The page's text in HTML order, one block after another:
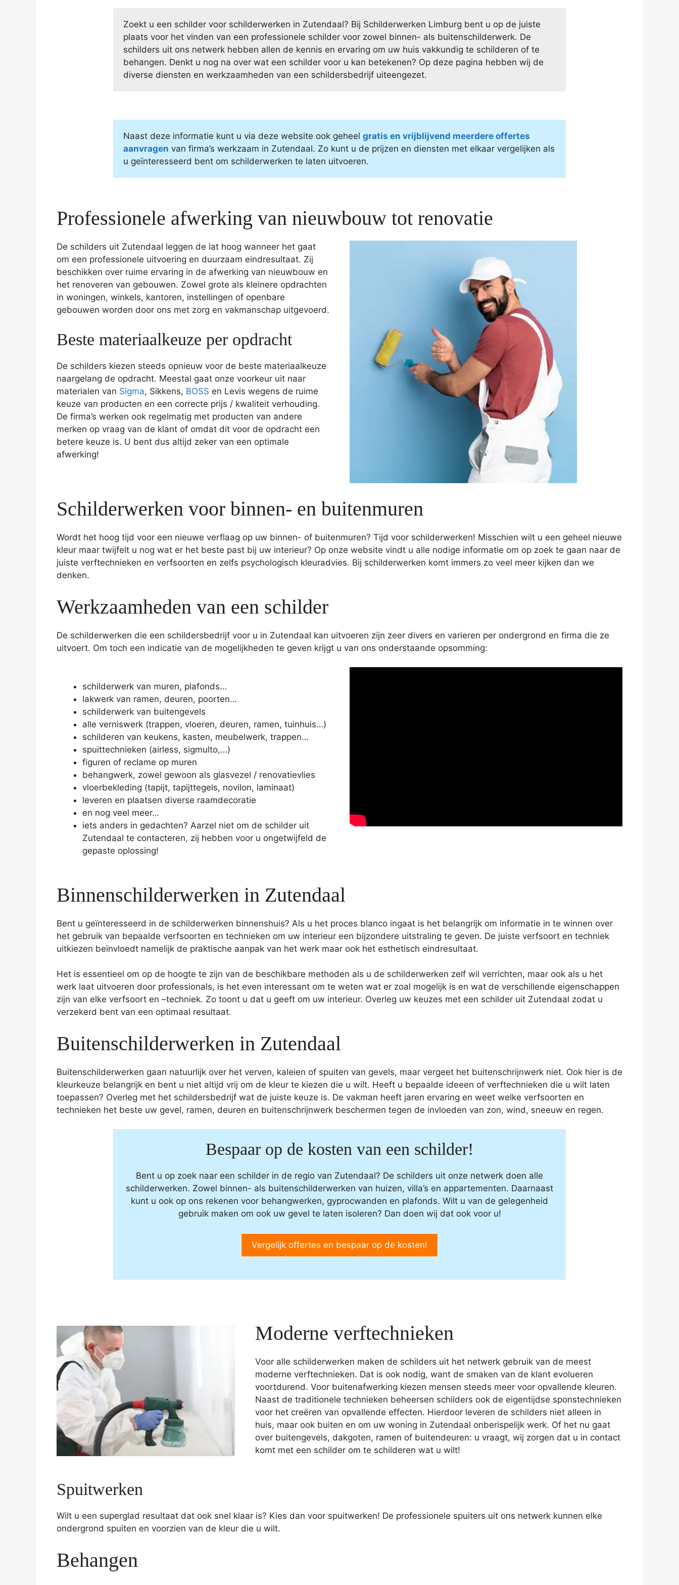
Zoekt u een schilder voor schilderwerken in Zutendaal? Bij Schilderwerken Limburg bent u op de juiste
plaats voor het vinden van een professionele schilder voor zowel binnen- als buitenschilderwerk. De
schilders uit ons netwerk hebben allen de kennis en ervaring om uw huis vakkundig te schilderen of te
behangen. Denkt u nog na over wat een schilder voor u kan betekenen? Op deze pagina hebben wij de
diverse diensten en werkzaamheden van een schildersbedrijf uiteengezet.
Naast deze informatie kunt u via deze website ook geheel gratis en vrijblijvend meerdere offertes
aanvragen van firma’s werkzaam in Zutendaal. Zo kunt u de prijzen en diensten met elkaar vergelijken als
u geïnteresseerd bent om schilderwerken te laten uitvoeren.
Professionele afwerking van nieuwbouw tot renovatie
De schilders uit Zutendaal leggen de lat hoog wanneer het gaat
om een professionele uitvoering en duurzaam eindresultaat. Zij
beschikken over ruime ervaring in de afwerking van nieuwbouw en
het renoveren van gebouwen. Zowel grote als kleinere opdrachten
in woningen, winkels, kantoren, instellingen of openbare
gebouwen worden door ons met zorg en vakmanschap uitgevoerd.
Beste materiaalkeuze per opdracht
De schilders kiezen steeds opnieuw voor de beste materiaalkeuze
naargelang de opdracht. Meestal gaat onze voorkeur uit naar
materialen van Sigma, Sikkens, BOSS en Levis wegens de ruime
keuze van producten en een correcte prijs / kwaliteit verhouding.
De firma’s werken ook regelmatig met producten van andere
merken op vraag van de klant of omdat dit voor de opdracht een
betere keuze is. U bent dus altijd zeker van een optimale
afwerking!
Schilderwerken voor binnen- en buitenmuren
Wordt het hoog tijd voor een nieuwe verflaag op uw binnen- of buitenmuren? Tijd voor schilderwerken! Misschien wilt u een geheel nieuwe
kleur maar twijfelt u nog wat er het beste past bij uw interieur? Op onze website vindt u alle nodige informatie om op zoek te gaan naar de
juiste verftechnieken en verfsoorten en zelfs psychologisch kleuradvies. Bij schilderwerken komt immers zo veel meer kijken dan we
denken.
Werkzaamheden van een schilder
De schilderwerken die een schildersbedrijf voor u in Zutendaal kan uitvoeren zijn zeer divers en varieren per ondergrond en firma die ze
uitvoert. Om toch een indicatie van de mogelijkheden te geven krijgt u van ons onderstaande opsomming:
schilderwerk van muren, plafonds…
lakwerk van ramen, deuren, poorten…
schilderwerk van buitengevels
alle verniswerk (trappen, vloeren, deuren, ramen, tuinhuis…)
schilderen van keukens, kasten, meubelwerk, trappen…
spuittechnieken (airless, sigmulto,…)
figuren of reclame op muren
behangwerk, zowel gewoon als glasvezel / renovatievlies
vloerbekleding (tapijt, tapijttegels, novilon, laminaat)
leveren en plaatsen diverse raamdecoratie
en nog veel meer…
iets anders in gedachten? Aarzel niet om de schilder uit
Zutendaal te contacteren, zij hebben voor u ongetwijfeld de
gepaste oplossing!
Binnenschilderwerken in Zutendaal
Bent u geïnteresseerd in de schilderwerken binnenshuis? Als u het proces blanco ingaat is het belangrijk om informatie in te winnen over
het gebruik van bepaalde verfsoorten en technieken om uw interieur een bijzondere uitstraling te geven. De juiste verfsoort en techniek
uitkiezen beïnvloedt namelijk de praktische aanpak van het werk maar ook het esthetisch eindresultaat.
Het is essentieel om op de hoogte te zijn van de beschikbare methoden als u de schilderwerken zelf wil verrichten, maar ook als u het
werk laat uitvoeren door professionals, is het even interessant om te weten wat er zoal mogelijk is en wat de verschillende eigenschappen
zijn van elke verfsoort en –techniek. Zo toont u dat u geeft om uw interieur. Overleg uw keuzes met een schilder uit Zutendaal zodat u
verzekerd bent van een optimaal resultaat.
Buitenschilderwerken in Zutendaal
Buitenschilderwerken gaan natuurlijk over het verven, kaleien of spuiten van gevels, maar vergeet het buitenschrijnwerk niet. Ook hier is de
kleurkeuze belangrijk en bent u niet altijd vrij om de kleur te kiezen die u wilt. Heeft u bepaalde ideeen of verftechnieken die u wilt laten
toepassen? Overleg met het schildersbedrijf wat de juiste keuze is. De vakman heeft jaren ervaring en weet welke verfsoorten en
technieken het beste uw gevel, ramen, deuren en buitenschrijnwerk beschermen tegen de invloeden van zon, wind, sneeuw en regen.
Bespaar op de kosten van een schilder!
Bent u op zoek naar een schilder in de regio van Zutendaal? De schilders uit onze netwerk doen alle
schilderwerken. Zowel binnen- als buitenschilderwerken van huizen, villa’s en appartementen. Daarnaast
kunt u ook op ons rekenen voor behangwerken, gyprocwanden en plafonds. Wilt u van de gelegenheid
gebruik maken om ook uw gevel te laten isoleren? Dan doen wij dat ook voor u!
Vergelijk offertes en bespaar op de kosten!
Moderne verftechnieken
Voor alle schilderwerken maken de schilders uit het netwerk gebruik van de meest
moderne verftechnieken. Dat is ook nodig, want de smaken van de klant evolueren
voortdurend. Voor buitenafwerking kiezen mensen steeds meer voor opvallende kleuren.
Naast de traditionele technieken beheersen schilders ook de eigentijdse sponstechnieken
voor het creëren van opvallende effecten. Hierdoor leveren de schilders niet alleen in
huis, maar ook buiten en om uw woning in Zutendaal onberispelijk werk. Of het nu gaat
over buitengevels, dakgoten, ramen of buitendeuren: u vraagt, wij zorgen dat u in contact
komt met een schilder om te schilderen wat u wilt!
Spuitwerken
Wilt u een superglad resultaat dat ook snel klaar is? Kies dan voor spuitwerken! De professionele spuiters uit ons netwerk kunnen elke
ondergrond spuiten en voorzien van de kleur die u wilt.
Behangen